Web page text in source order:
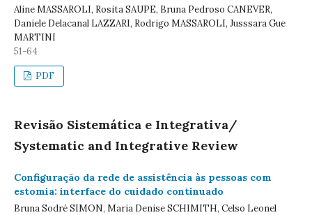
Aline MASSAROLI, Rosita SAUPE, Bruna Pedroso CANEVER,
Daniele Delacanal LAZZARI, Rodrigo MASSAROLI, Jusssara Gue
MARTINI
51-64
PDF
Revisão Sistemática e Integrativa/
Systematic and Integrative Review
Configuração da rede de assistência às pessoas com
estomia: interface do cuidado continuado
Bruna Sodré SIMON, Maria Denise SCHIMITH, Celso Leonel